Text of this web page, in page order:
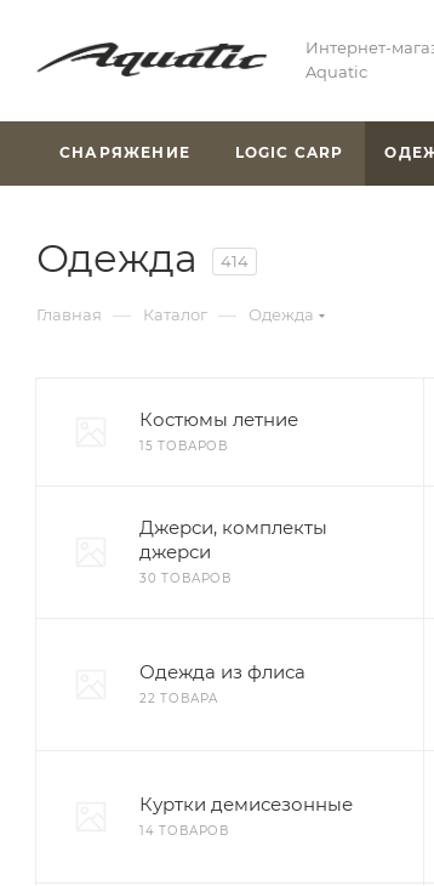
Интернет-
Aquatic
СНАРЯЖЕНИЕ LOGIC CARP
Одежда 414
Главная — Каталог — Одежда
Костюмы летние
15 ТОВАРОВ
Джерси, комплекты
джерси
30 ТОВАРОВ
Одежда из флиса
22 ТОВАРА
Куртки демисезонные
14 ТОВАРОВ